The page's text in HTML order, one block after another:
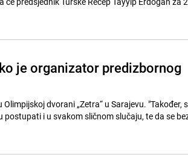
je organizator predizbornog
dvorani „Zetra“ u Sarajevu. "Također,
i u svakom sličnom slučaju, te da se